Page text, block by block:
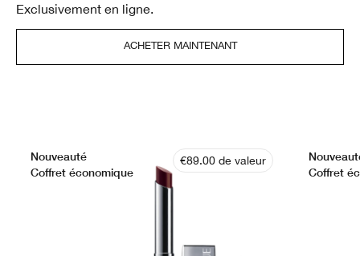
Exclusivement en ligne.
ACHETER MAINTENANT
Nouveauté
Coffret économique
€89.00 de valeur
Coffret